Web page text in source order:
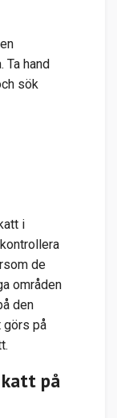
hand
sök
i
de
områden
den
görs på
på